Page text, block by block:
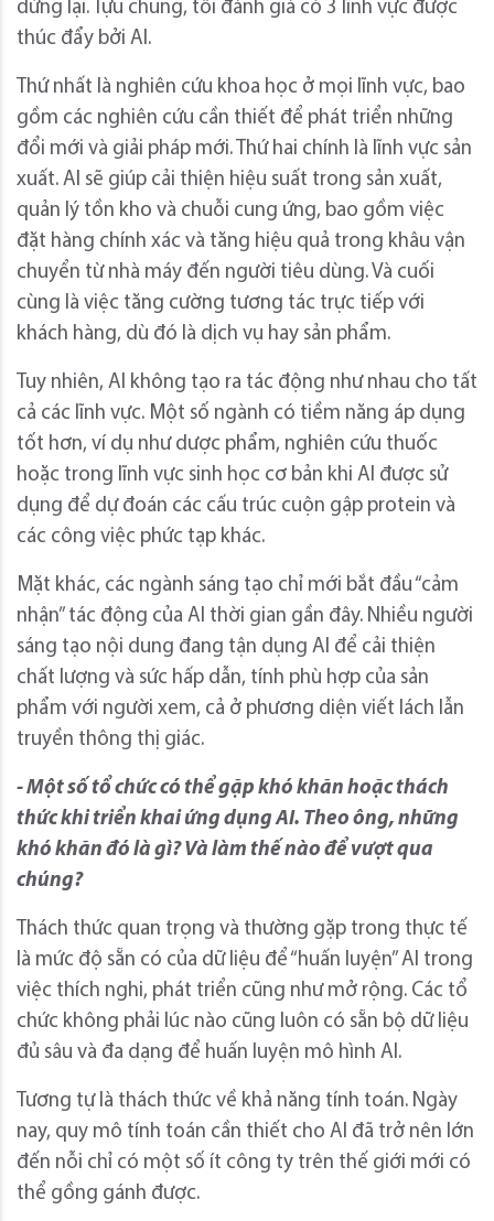
dừng lại. Tựu chung, tôi đánh giá có 3 lĩnh vực được
thúc đẩy bởi AI.
Thứ nhất là nghiên cứu khoa học ở mọi lĩnh vực, bao
gồm các nghiên cứu cần thiết để phát triển những
đổi mới và giải pháp mới. Thứ hai chính là lĩnh vực sản
xuất. AI sẽ giúp cải thiện hiệu suất trong sản xuất,
quản lý tồn kho và chuỗi cung ứng, bao gồm việc
đặt hàng chính xác và tăng hiệu quả trong khâu vận
chuyển từ nhà máy đến người tiêu dùng. Và cuối
cùng là việc tăng cường tương tác trực tiếp với
khách hàng, dù đó là dịch vụ hay sản phẩm.
Tuy nhiên, AI không tạo ra tác động như nhau cho tất
cả các lĩnh vực. Một số ngành có tiềm năng áp dụng
tốt hơn, ví dụ như dược phẩm, nghiên cứu thuốc
hoặc trong lĩnh vực sinh học cơ bản khi AI được sử
dụng để dự đoán các cấu trúc cuộn gập protein và
các công việc phức tạp khác.
Mặt khác, các ngành sáng tạo chỉ mới bắt đầu “cảm
nhận” tác động của AI thời gian gần đây. Nhiều người
sáng tạo nội dung đang tận dụng AI để cải thiện
chất lượng và sức hấp dẫn, tính phù hợp của sản
phẩm với người xem, cả ở phương diện viết lách lẫn
truyền thông thị giác.
- Một số tổ chức có thể gặp khó khăn hoặc thách
thức khi triển khai ứng dụng AI. Theo ông, những
khó khăn đó là gì? Và làm thế nào để vượt qua
chúng?
Thách thức quan trọng và thường gặp trong thực tế
là mức độ sẵn có của dữ liệu để “huấn luyện” AI trong
việc thích nghi, phát triển cũng như mở rộng. Các tổ
chức không phải lúc nào cũng luôn có sẵn bộ dữ liệu
đủ sâu và đa dạng để huấn luyện mô hình AI.
Tương tự là thách thức về khả năng tính toán. Ngày
nay, quy mô tính toán cần thiết cho AI đã trở nên lớn
đến nỗi chỉ có một số ít công ty trên thế giới mới có
thể gồng gánh được.